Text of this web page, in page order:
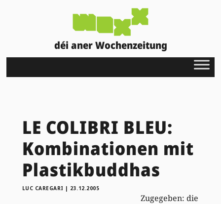
déi aner Wochenzeitung
LE COLIBRI BLEU:
Kombinationen mit
Plastikbuddhas
LUC CAREGARI | 23.12.2005
Zugegeben: die